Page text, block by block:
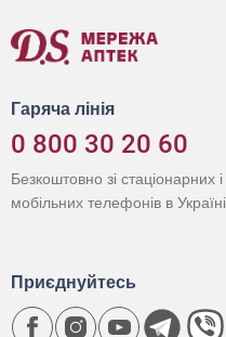
Гаряча лінія
0 800 30 20 60
Безкоштовно зі стаціонарних і
мобільних телефонів в Україні
Приєднуйтесь